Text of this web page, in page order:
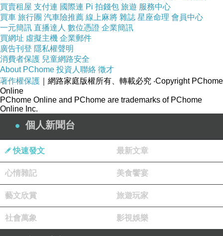
再來這一層我己經看到它的誠意了，附了二顆無
限電池，一顆真的不夠用，若要再自己加買一顆
又省不得，這次LG直接附了二顆，讓你能一次把
打掃做完~
買賣租屋 支付連 國際連 Pi 拍錢包 旅遊 服務中心
買車 旅行團 汽車險推薦 線上麻將 雜誌 星座命理 會員中心
一元簡訊 直播達人 數位憑證 企業簡訊
買網址 虛擬主機 企業郵件
廣告刊登 隱私權聲明
消費者保護 兒童網路安全
About PChome 投資人聯絡 徵才
著作權保護 ｜網路家庭版權所有、轉載必究 ‧Copyright PChome
Online
PChome Online and PChome are trademarks of PChome
Online Inc.
個人新聞台
快速發文 最新文章
心情雜記 美食饗宴
藝文欣賞 旅遊玩家
社會萬象 影視娛樂